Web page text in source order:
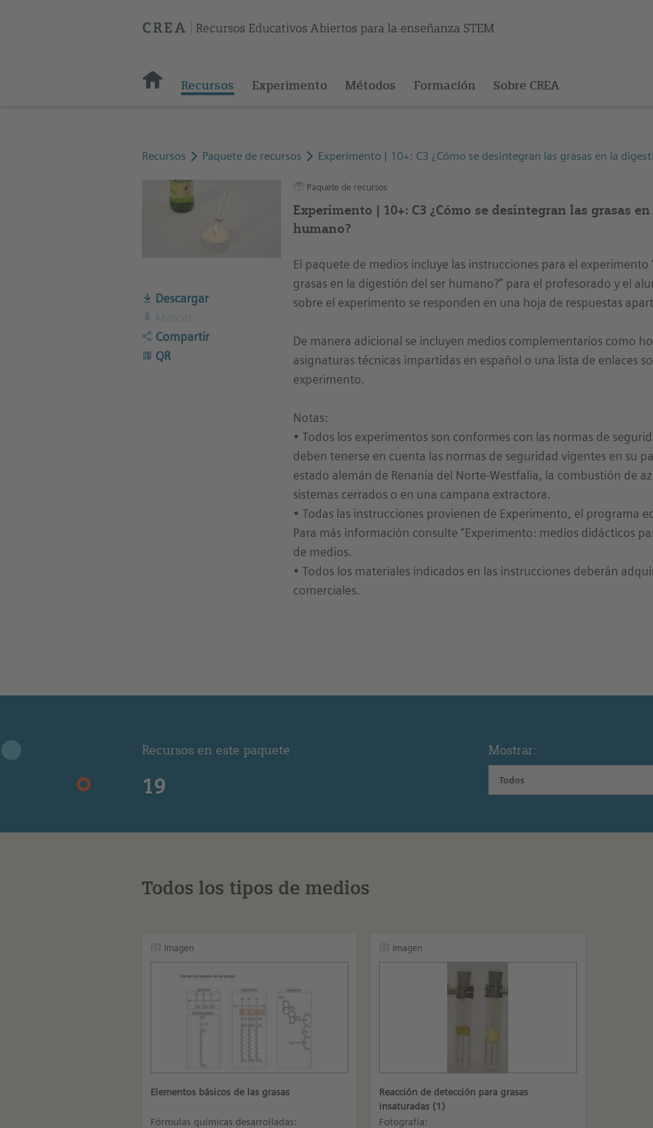
Recursos Experimento Métodos Formación Sobre CREA
Recursos Paquete de recursos Experimento | 10+: C3 ¿Cómo se desintegran las grasas en la
Descargar
Compartir
QR
Paquete de recursos
Experimento | 10+: C3 ¿Cómo se desintegran las grasas
humano?
El paquete de medios incluye las instrucciones para el experimento
grasas en la digestión del ser humano?” para el profesorado y el
sobre el experimento se responden en una hoja de respuestas
De manera adicional se incluyen medios complementarios como
asignaturas técnicas impartidas en español o una lista de enlaces
experimento.
Notas:
• Todos los experimentos son conformes con las normas de
deben tenerse en cuenta las normas de seguridad vigentes en su
estado alemán de Renania del Norte-Westfalia, la combustión de
sistemas cerrados o en una campana extractora.
• Todas las instrucciones provienen de Experimento, el programa
Para más información consulte “Experimento: medios didácticos
de medios.
• Todos los materiales indicados en las instrucciones deberán
comerciales.
Recursos en este paquete
19
Mostrar:
Todos
Todos los tipos de medios
Imagen
Elementos básicos de las grasas
Fórmulas químicas desarrolladas:
Imagen
Reacción de detección para grasas
insaturadas (1)
Fotografía: